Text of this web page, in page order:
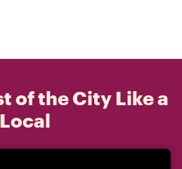
of the City Like a
Local